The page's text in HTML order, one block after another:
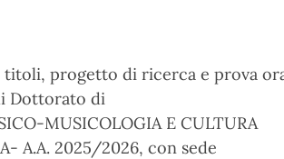
titoli, progetto di ricerca e prova
Dottorato di
MUSICOLOGIA E CULTURA
A.A. 2025/2026, con sede